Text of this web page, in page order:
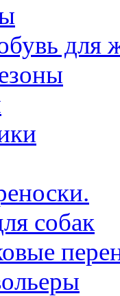
для
собак